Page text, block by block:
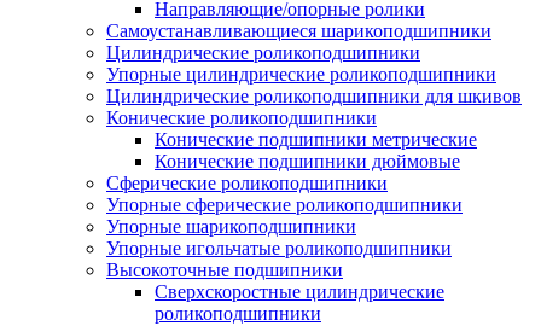
Направляющие/опорные ролики
Самоустанавливающиеся шарикоподшипники
Цилиндрические роликоподшипники
Упорные цилиндрические роликоподшипники
Цилиндрические роликоподшипники для шкивов
Конические роликоподшипники
Конические подшипники метрические
Конические подшипники дюймовые
Сферические роликоподшипники
Упорные сферические роликоподшипники
Упорные шарикоподшипники
Упорные игольчатые роликоподшипники
Высокоточные подшипники
Сверхскоростные цилиндрические
роликоподшипники